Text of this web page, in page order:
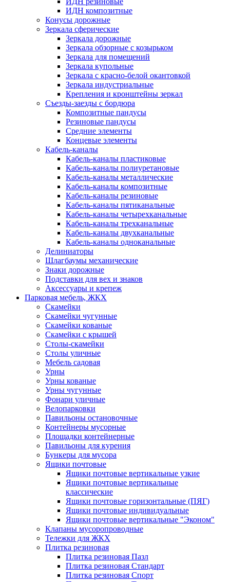
ИДН композитные
Конусы дорожные
Зеркала сферические
Зеркала дорожные
Зеркала обзорные с козырьком
Зеркала для помещений
Зеркала купольные
Зеркала с красно-белой окантовкой
Зеркала индустриальные
Крепления и кронштейны зеркал
Съезды-заезды с бордюра
Композитные пандусы
Резиновые пандусы
Средние элементы
Концевые элементы
Кабель-каналы
Кабель-каналы пластиковые
Кабель-каналы полиуретановые
Кабель-каналы металлические
Кабель-каналы композитные
Кабель-каналы резиновые
Кабель-каналы пятиканальные
Кабель-каналы четырехканальные
Кабель-каналы трехканальные
Кабель-каналы двухканальные
Кабель-каналы одноканальные
Делиниаторы
Шлагбаумы механические
Знаки дорожные
Подставки для вех и знаков
Аксессуары и крепеж
Парковая мебель, ЖКХ
Скамейки
Скамейки чугунные
Скамейки кованые
Скамейки с крышей
Столы-скамейки
Столы уличные
Мебель садовая
Урны
Урны кованые
Урны чугунные
Фонари уличные
Велопарковки
Павильоны остановочные
Контейнеры мусорные
Площадки контейнерные
Павильоны для курения
Бункеры для мусора
Ящики почтовые
Ящики почтовые вертикальные узкие
Ящики почтовые вертикальные
классические
Ящики почтовые горизонтальные (ПЯГ)
Ящики почтовые индивидуальные
Ящики почтовые вертикальные "Эконом"
Клапаны мусоропроводные
Тележки для ЖКХ
Плитка резиновая
Плитка резиновая Пазл
Плитка резиновая Стандарт
Плитка резиновая Спорт